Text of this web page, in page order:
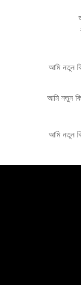
আমি নতুন
আমি নতুন
আমি নতুন